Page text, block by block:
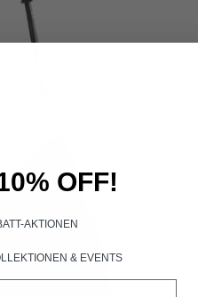
OFF!
AKTIONEN
& EVENTS